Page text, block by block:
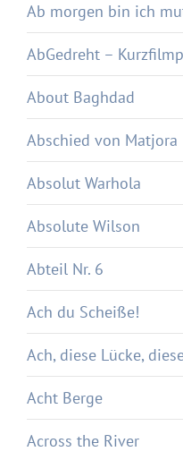
Ab morgen bin ich
AbGedreht –
About Baghdad
Abschied von Matjora
Absolut Warhola
Absolute Wilson
Abteil Nr. 6
Ach du Scheiße!
Ach, diese Lücke,
Acht Berge
Across the River